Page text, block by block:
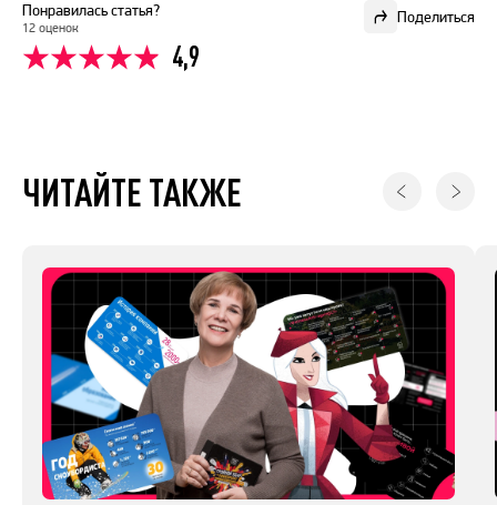
Поделиться
Понравилась статья?
12 оценок
4,9
ЧИТАЙТЕ ТАКЖЕ